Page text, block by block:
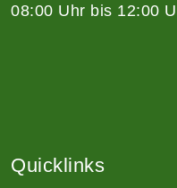
08:00 Uhr bis 12:00
Quicklinks